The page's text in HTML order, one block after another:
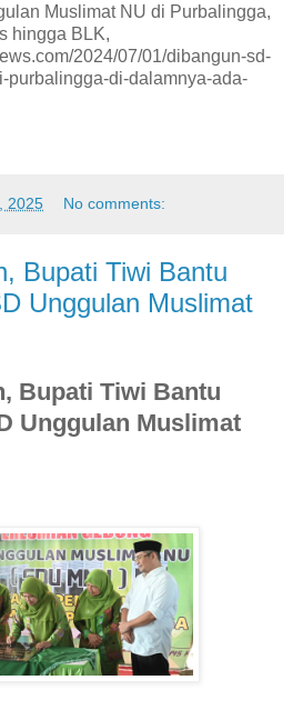
Muslimat NU di Purbalingga,
hingga BLK,
2024/07/01/dibangun-sd-
purbalingga-di-dalamnya-ada-
2025 No comments:
Bupati Tiwi Bantu
Unggulan Muslimat
Bupati Tiwi Bantu
Unggulan Muslimat